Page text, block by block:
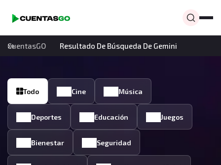
CuentasGO Resultado De Búsqueda De Gemini
Todo Cine Música
Deportes Educación Juegos
Bienestar Seguridad